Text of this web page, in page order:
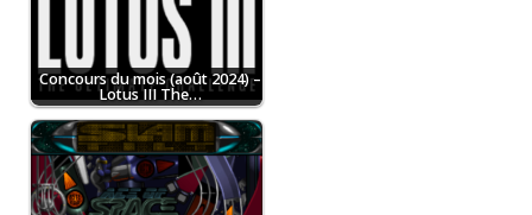
Concours du mois (août 2024) –
Lotus III The…